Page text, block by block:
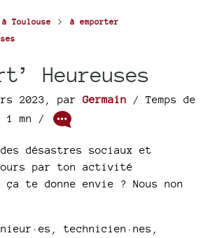
Toulouse > à emporter
Heureuses
2023 parGermain / Temps de
1 mn /
désastres sociaux et
par ton activité
te donne envie ? Nous non
technicien·nes,